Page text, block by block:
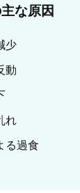
な原因
少
動
れ
る過食